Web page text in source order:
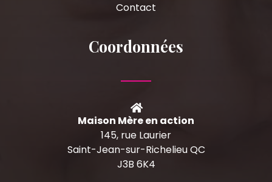
Contact
Coordonnées
Maison Mère en action
145, rue Laurier
Saint-Jean-sur-Richelieu QC
J3B 6K4